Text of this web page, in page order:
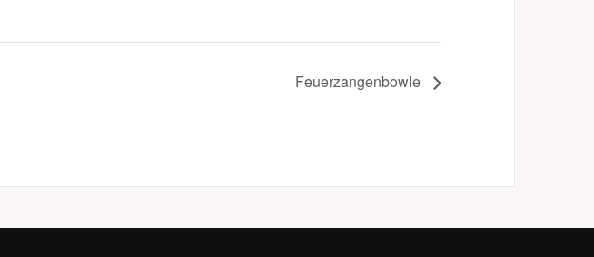
Feuerzangenbowle